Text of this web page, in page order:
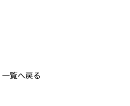
一覧へ戻る